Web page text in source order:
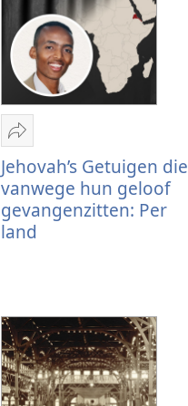
Delen
Jehovah’s
Getuigen
die
vanwege
Per
land
Jehovah’s Getuigen die
vanwege hun geloof
gevangenzitten: Per
land